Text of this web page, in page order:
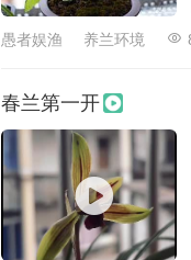
愚者娱渔 养兰环境
春兰第一开